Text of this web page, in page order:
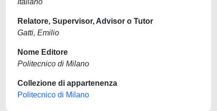
Italiano
Relatore, Supervisor, Advisor o Tutor
Gatti, Emilio
Nome Editore
Politecnico di Milano
Collezione di appartenenza
Politecnico di Milano